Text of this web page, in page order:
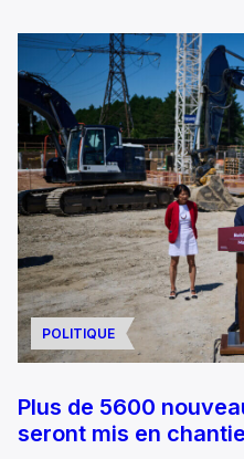
POLITIQUE
Plus de 5600
seront mis en